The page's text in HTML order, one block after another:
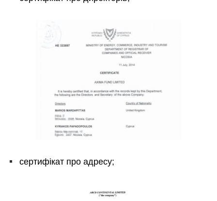
сертифікат про адресу;